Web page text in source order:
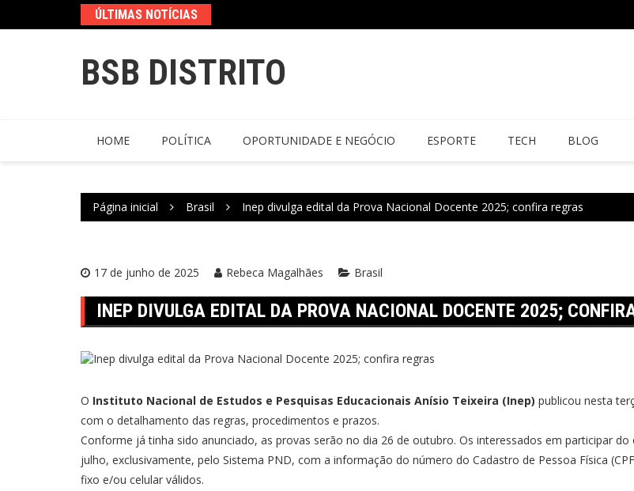
ÚLTIMAS NOTÍCIAS
BSB DISTRITO
HOME POLÍTICA OPORTUNIDADE E NEGÓCIO ESPORTE TECH BLOG
Página inicial Brasil Inep divulga edital da Prova Nacional Docente 2025; confira regras
17 de junho de 2025 Rebeca Magalhães Brasil
INEP DIVULGA EDITAL DA PROVA NACIONAL DOCENTE 2025;
O Instituto Nacional de Estudos e Pesquisas Educacionais Anísio Teixeira (Inep) publicou nesta
com o detalhamento das regras, procedimentos e prazos.
Conforme já tinha sido anunciado, as provas serão no dia 26 de outubro. Os interessados em participar
julho, exclusivamente, pelo Sistema PND, com a informação do número do Cadastro de Pessoa Física
fixo e/ou celular válidos.